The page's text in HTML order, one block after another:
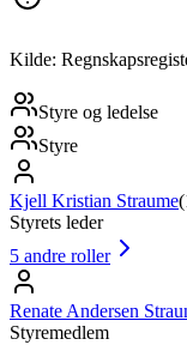
Kilde:
Styre og ledelse
Styre
Kjell Kristian Straume(
Styrets leder
5 andre roller
Renate Andersen
Styremedlem